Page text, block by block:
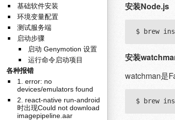
基础软件安装
环境变量配置
测试服务端
启动步骤
启动 Genymotion 设置
运行命令启动项目
各种报错
1. error: no
devices/emulators found
2. react-native run-android
时出现Could not download
imagepipeline.aar
安装Node.js
安装
watchman是